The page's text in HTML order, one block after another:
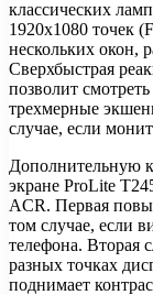
классических
1920х1080 точек
нескольких окон,
Сверхбыстрая
позволит
трехмерные
случае, если
Дополнительную
экране ProLite
ACR. Первая
том случае, если
телефона. Вторая
разных точках
поднимает